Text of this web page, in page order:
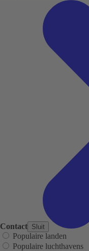
Contact Sluit
Populaire landen
Populaire luchthavens